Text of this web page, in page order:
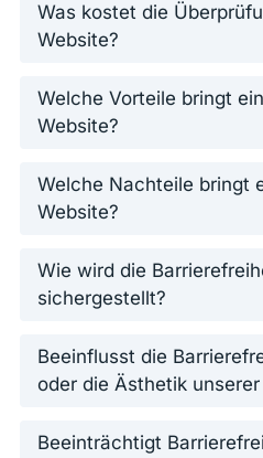
Was kostet die
Website?
Welche Vorteile bringt
Website?
Welche Nachteile bringt
Website?
Wie wird die
sichergestellt?
Beeinflusst die
oder die Ästhetik
Beeinträchtigt